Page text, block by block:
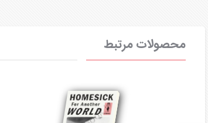
محصولات مرتبط